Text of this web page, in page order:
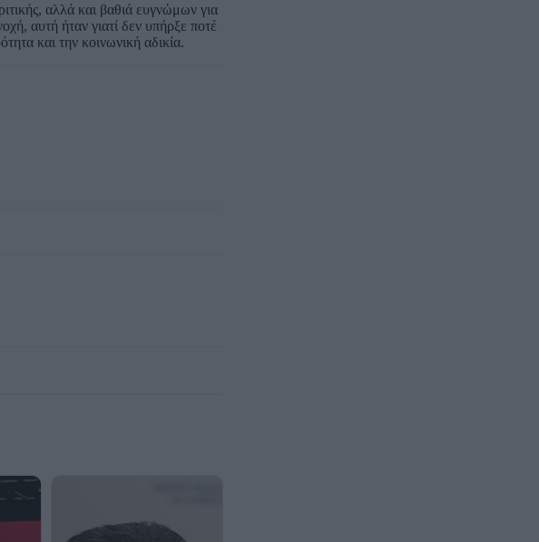
αλλά και βαθιά ευγνώμων για
αυτή ήταν γιατί δεν υπήρξε ποτέ
και την κοινωνική αδικία.